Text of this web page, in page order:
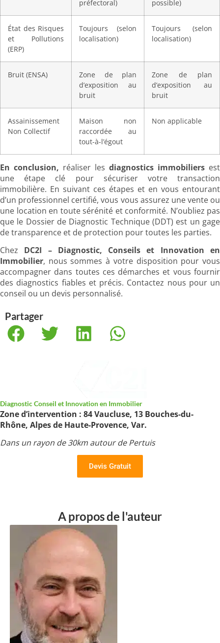
préfectoral) possible)
État des Risques
et Pollutions
(ERP)
Toujours (selon
localisation)
Toujours (selon
localisation)
Bruit (ENSA)
Zone de plan
d’exposition au
bruit
Zone de plan
d’exposition au
bruit
Assainissement
Non Collectif
Maison non
raccordée au
tout-à-l’égout
Non applicable
En conclusion, réaliser les diagnostics immobiliers est
une étape clé pour sécuriser votre transaction
immobilière. En suivant ces étapes et en vous entourant
d’un professionnel certifié, vous vous assurez une vente ou
une location en toute sérénité et conformité. N’oubliez pas
que le Dossier de Diagnostic Technique (DDT) est un gage
de transparence et de protection pour toutes les parties.
Chez DC2I – Diagnostic, Conseils et Innovation en
Immobilier, nous sommes à votre disposition pour vous
accompagner dans toutes ces démarches et vous fournir
des diagnostics fiables et précis. Contactez nous pour un
conseil ou un devis personnalisé.
Partager
Diagnostic Conseil et Innovation en Immobilier
Zone d’intervention : 84 Vaucluse, 13 Bouches-du-
Rhône, Alpes de Haute-Provence, Var.
Dans un rayon de 30km autour de Pertuis
Devis Gratuit
A propos de l'auteur